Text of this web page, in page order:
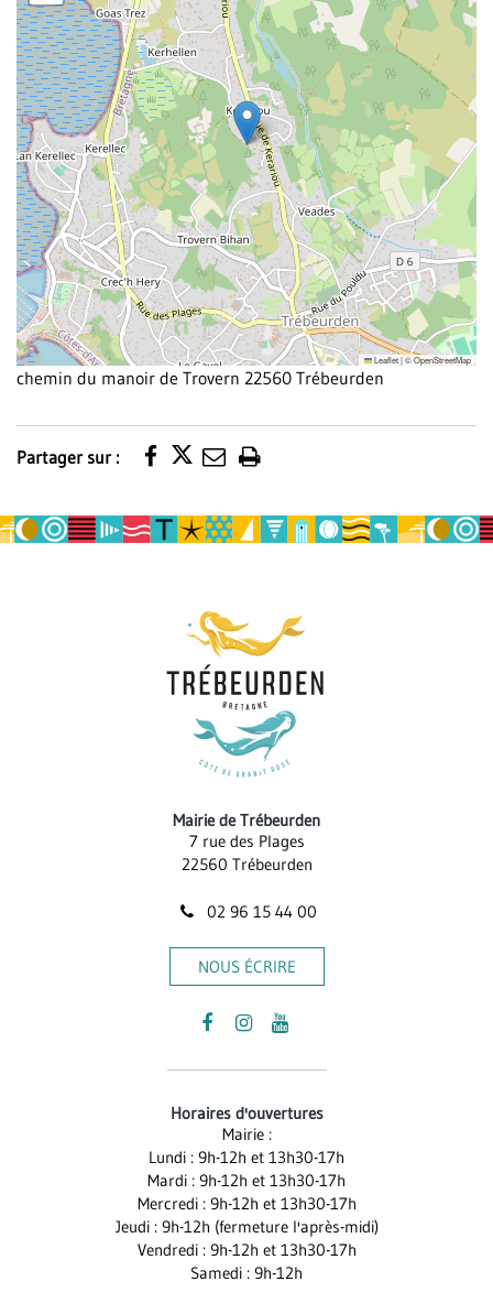
Leaflet|©OpenStreetMap
chemin du manoir de Trovern 22560 Trébeurden
Partager sur :
Imprimer
page
Mairie de Trébeurden
7 rue des Plages
22560 Trébeurden
02 96 15 44 00
NOUS ÉCRIRE
Lien
compte
Facebook
Lien
compte
Instagram
Lien
chaîne
Youtube
Horaires d'ouvertures
Mairie :
Lundi : 9h-12h et 13h30-17h
Mardi : 9h-12h et 13h30-17h
Mercredi : 9h-12h et 13h30-17h
Jeudi : 9h-12h (fermeture l'après-midi)
Vendredi : 9h-12h et 13h30-17h
Samedi : 9h-12h